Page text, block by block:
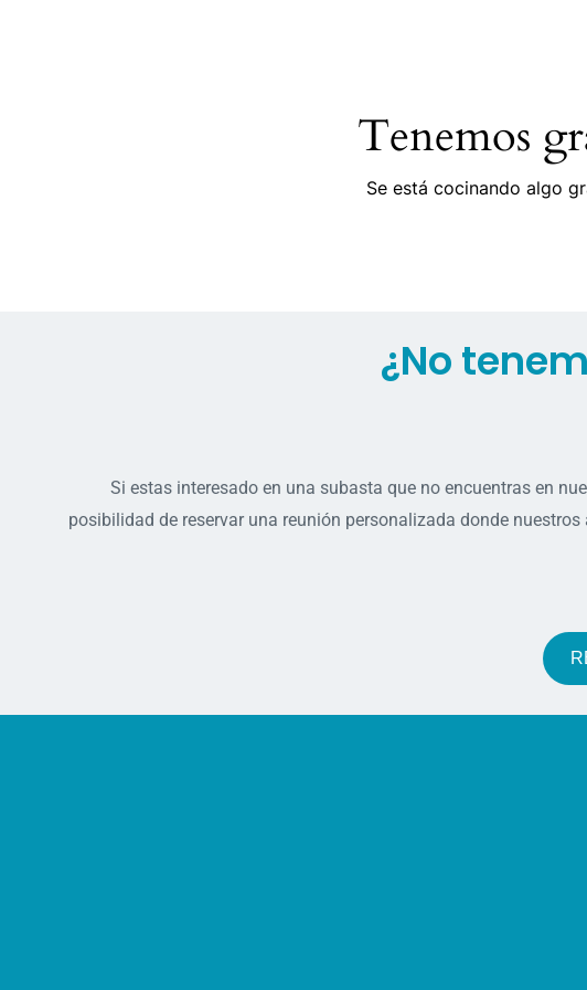
Tenemos
Se está cocinando algo
¿No
Si estas interesado en una subasta que no encuentras en
posibilidad de reservar una reunión personalizada donde